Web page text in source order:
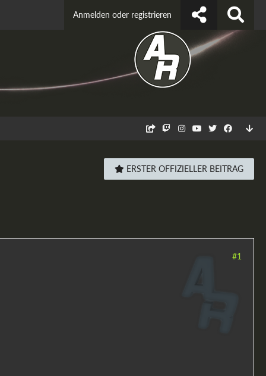
Anmelden oder registrieren
ERSTER OFFIZIELLER BEITRAG
#1